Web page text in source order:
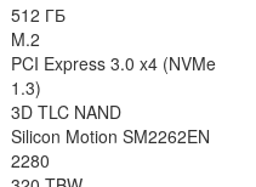
512 ГБ
M.2
PCI Express 3.0 x4 (NVMe
1.3)
3D TLC NAND
Silicon Motion SM2262EN
2280